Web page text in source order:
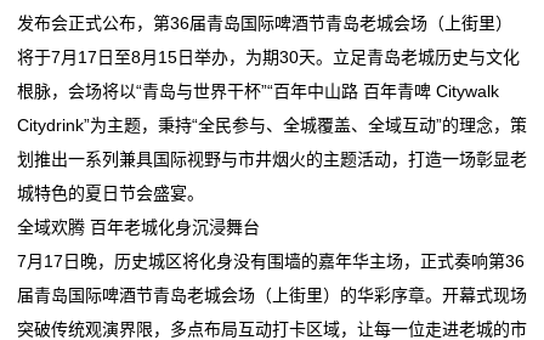
啤酒老三位置稳了？
燕京啤酒2025年净利润增长59%创历史新高 拟10派2元
青岛啤酒：2025年业绩稳健增长 以新质生产力赋能产
业升级
发布会正式公布，第36届青岛国际啤酒节青岛老城会场（上街里）
将于7月17日至8月15日举办，为期30天。立足青岛老城历史与文化
根脉，会场将以“青岛与世界干杯”“百年中山路 百年青啤 Citywalk
Citydrink”为主题，秉持“全民参与、全城覆盖、全域互动”的理念，策
划推出一系列兼具国际视野与市井烟火的主题活动，打造一场彰显老
城特色的夏日节会盛宴。
全域欢腾 百年老城化身沉浸舞台
7月17日晚，历史城区将化身没有围墙的嘉年华主场，正式奏响第36
届青岛国际啤酒节青岛老城会场（上街里）的华彩序章。开幕式现场
突破传统观演界限，多点布局互动打卡区域，让每一位走进老城的市